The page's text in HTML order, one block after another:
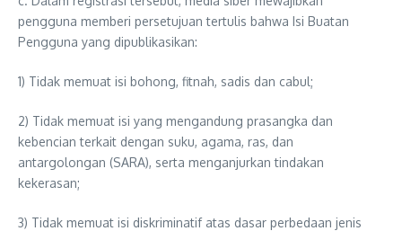
pengguna memberi persetujuan tertulis bahwa Isi Buatan
Pengguna yang dipublikasikan:
1) Tidak memuat isi bohong, fitnah, sadis dan cabul;
2) Tidak memuat isi yang mengandung prasangka dan
kebencian terkait dengan suku, agama, ras, dan
antargolongan (SARA), serta menganjurkan tindakan
kekerasan;
3) Tidak memuat isi diskriminatif atas dasar perbedaan jenis